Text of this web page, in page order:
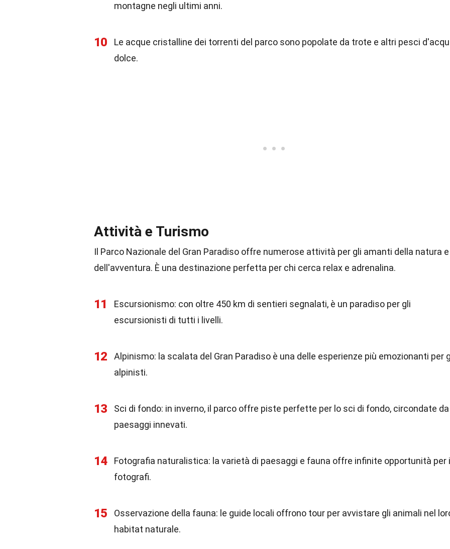
montagne negli ultimi anni.
10
Le acque cristalline dei torrenti del parco sono popolate da trote e altri pesci
dolce.
Attività e Turismo
Il Parco Nazionale del Gran Paradiso offre numerose attività per gli amanti della natura e
dell'avventura. È una destinazione perfetta per chi cerca relax e adrenalina.
11
Escursionismo: con oltre 450 km di sentieri segnalati, è un paradiso per gli
escursionisti di tutti i livelli.
12
Alpinismo: la scalata del Gran Paradiso è una delle esperienze più emozionanti per
alpinisti.
13
Sci di fondo: in inverno, il parco offre piste perfette per lo sci di fondo, circondate da
paesaggi innevati.
14
Fotografia naturalistica: la varietà di paesaggi e fauna offre infinite opportunità per i
fotografi.
15
Osservazione della fauna: le guide locali offrono tour per avvistare gli animali nel
habitat naturale.